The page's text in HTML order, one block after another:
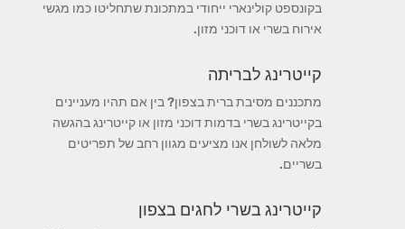
בקונספט קולינארי ייחודי במתכונת שתחליטו כמו מגשי
אירוח בשרי או דוכני מזון.
קייטרינג לבריתה
מתכננים מסיבת ברית בצפון? בין אם תהיו מעניינים
בקייטרינג בשרי בדמות דוכני מזון או קייטרינג בהגשה
מלאה לשולחן אנו מציעים מגוון רחב של תפריטים
בשריים.
קייטרינג בשרי לחגים בצפון